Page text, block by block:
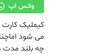
واتس اپ
می شود
چه بلند مدت